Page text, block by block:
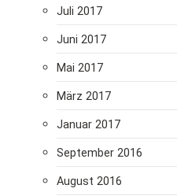
Juli 2017
Juni 2017
Mai 2017
März 2017
Januar 2017
September 2016
August 2016